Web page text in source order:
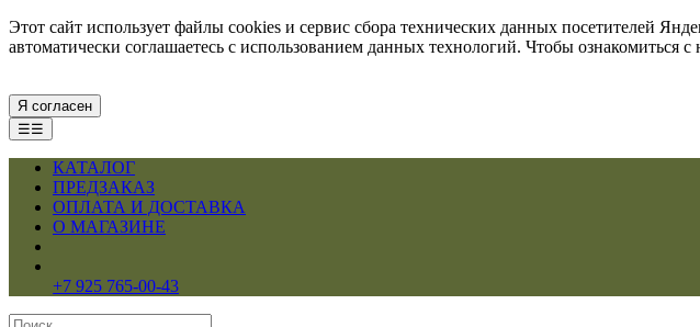
Этот сайт использует файлы cookies и сервис сбора технических данных посетителей
автоматически соглашаетесь с использованием данных технологий. Чтобы
Я согласен
☰☰
КАТАЛОГ
ПРЕДЗАКАЗ
ОПЛАТА И ДОСТАВКА
О МАГАЗИНЕ
+7 925 765-00-43